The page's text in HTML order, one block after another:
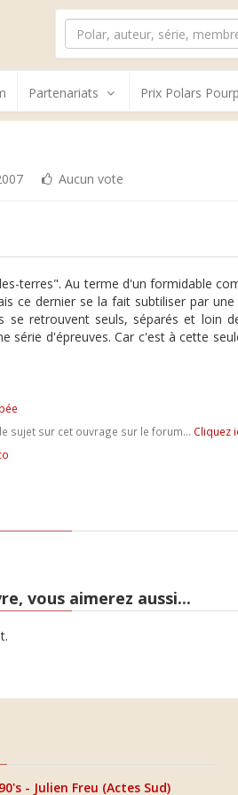
Partenariats Prix Polars
Aucun vote
terres". Au terme d'un formidable
ce dernier se la fait subtiliser par
se retrouvent seuls, séparés et loin
série d'épreuves. Car c'est à cette
sujet sur cet ouvrage sur le forum... Cliquez
vous aimerez aussi...
- Julien Freu (Actes Sud)